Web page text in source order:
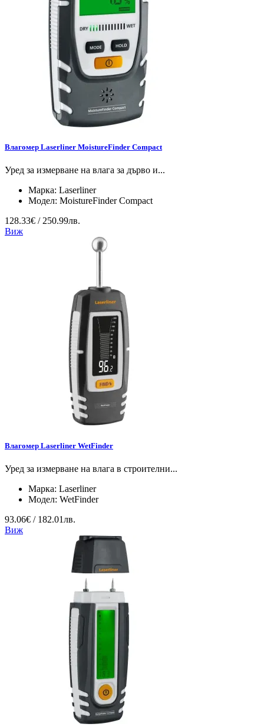
Влагомер Laserliner MoistureFinder Compact
Уред за измерване на влага за дърво и...
Марка: Laserliner
Модел: MoistureFinder Compact
128.33€ / 250.99лв.
Виж
Влагомер Laserliner WetFinder
Уред за измерване на влага в строителни...
Марка: Laserliner
Модел: WetFinder
93.06€ / 182.01лв.
Виж